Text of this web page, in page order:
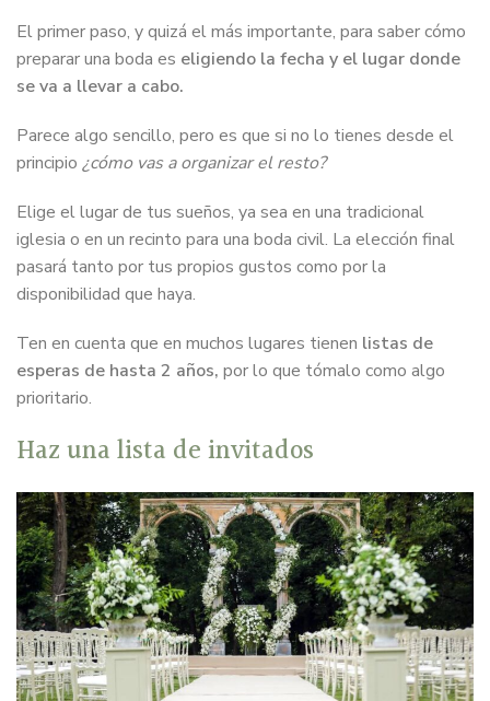
El primer paso, y quizá el más importante, para saber cómo
preparar una boda es eligiendo la fecha y el lugar donde
se va a llevar a cabo.
Parece algo sencillo, pero es que si no lo tienes desde el
principio ¿cómo vas a organizar el resto?
Elige el lugar de tus sueños, ya sea en una tradicional
iglesia o en un recinto para una boda civil. La elección final
pasará tanto por tus propios gustos como por la
disponibilidad que haya.
Ten en cuenta que en muchos lugares tienen listas de
esperas de hasta 2 años, por lo que tómalo como algo
prioritario.
Haz una lista de invitados